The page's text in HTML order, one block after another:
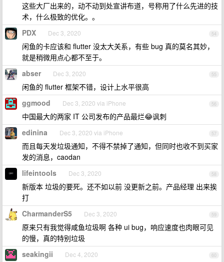
这些大厂出来的，动不动到处宣讲布道，号称用了什么先进的技
术，什么极致的优化。。
54
PDX Dec 3, 2020
闲鱼的卡应该和 flutter 没太大关系，有些 bug 真的莫名其妙，
就是稍微用点心都不至于。
55
abser Dec 3, 2020
闲鱼的 flutter 框架不错，设计上水平很高
56
ggmood Dec 3, 2020 via iPhone
中国最大的两家 IT 公司发布的产品最烂😂讽刺
57
edinina Dec 3, 2020 via iPhone
而且每天发垃圾通知，不得不禁掉了通知，但同时也收不到买家
发的消息，caodan
58
lifeintools Dec 3, 2020
新版本 垃圾的要死。还不如以前 没更新之前。产品经理 出来挨
打
59
CharmanderS5 Dec 3, 2020
原来只有我觉得咸鱼垃圾啊 各种 ui bug，响应速度也肉眼可见
的慢，真的特别垃圾
60
seakingii Dec 4, 2020